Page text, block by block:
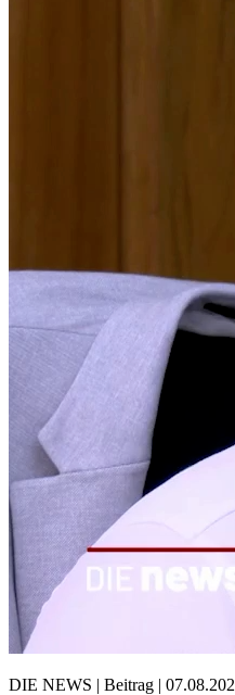
DIE NEWS | Beitrag |